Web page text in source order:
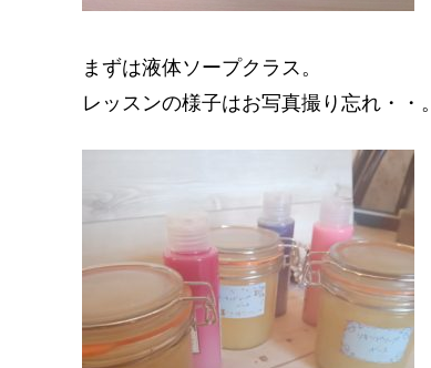
まずは液体ソープクラス。
レッスンの様子はお写真撮り忘れ・・。